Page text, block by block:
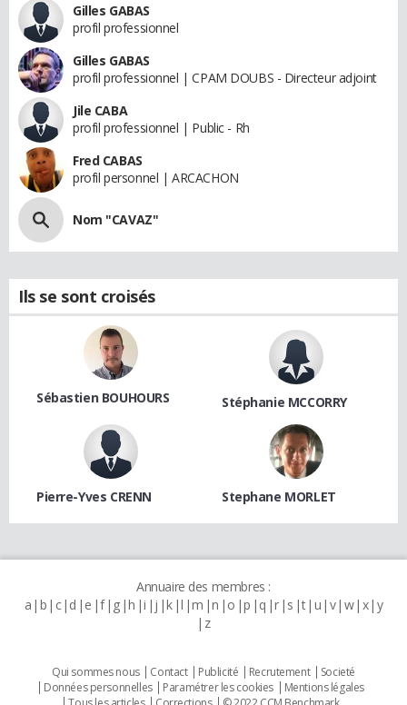
Gilles GABAS
profil professionnel
Gilles GABAS
profil professionnel | CPAM DOUBS - Directeur adjoint
Jile CABA
profil professionnel | Public - Rh
Fred CABAS
profil personnel | ARCACHON
Nom "CAVAZ"
Ils se sont croisés
Sébastien BOUHOURS Stéphanie MCCORRY
Pierre-Yves CRENN Stephane MORLET
Annuaire des membres :
a b c d e f g h i j k l m n o p q r s t u v w x y
z
Qui sommes nous Contact Publicité Recrutement
Societé
Données personnelles
Paramétrer les cookies
Mentions légales